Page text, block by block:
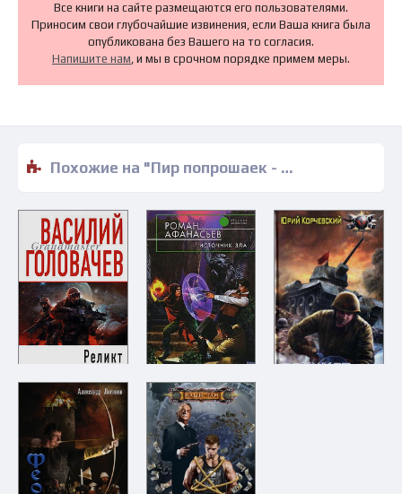
Все книги на сайте размещаются его пользователями.
Приносим свои глубочайшие извинения, если Ваша книга была
опубликована без Вашего на то согласия.
Напишите нам, и мы в срочном порядке примем меры.
Похожие на "Пир попрошаек - Дэниел Худ" книги читать бесплатно полные версии